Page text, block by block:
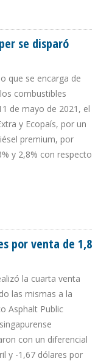
se disparó
que se encarga de
combustibles
de mayo de 2021, el
y Ecopaís, por un
premium, por
y 2,8% con respecto
por venta de 1,8
la cuarta venta
las mismas a la
Asphalt Public
con un diferencial
y -1,67 dólares por